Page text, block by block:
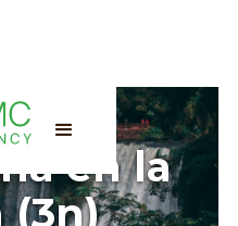
en la
(3n)